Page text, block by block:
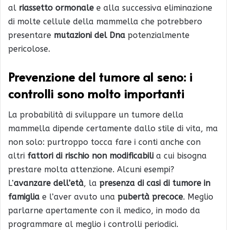
al riassetto ormonale e alla successiva eliminazione
di molte cellule della mammella che potrebbero
presentare mutazioni del Dna potenzialmente
pericolose.
Prevenzione del tumore al seno: i
controlli sono molto importanti
La probabilità di sviluppare un tumore della
mammella dipende certamente dallo stile di vita, ma
non solo: purtroppo tocca fare i conti anche con
altri fattori di rischio non modificabili a cui bisogna
prestare molta attenzione. Alcuni esempi?
L’avanzare dell’età, la presenza di casi di tumore in
famiglia e l’aver avuto una pubertà precoce. Meglio
parlarne apertamente con il medico, in modo da
programmare al meglio i controlli periodici.